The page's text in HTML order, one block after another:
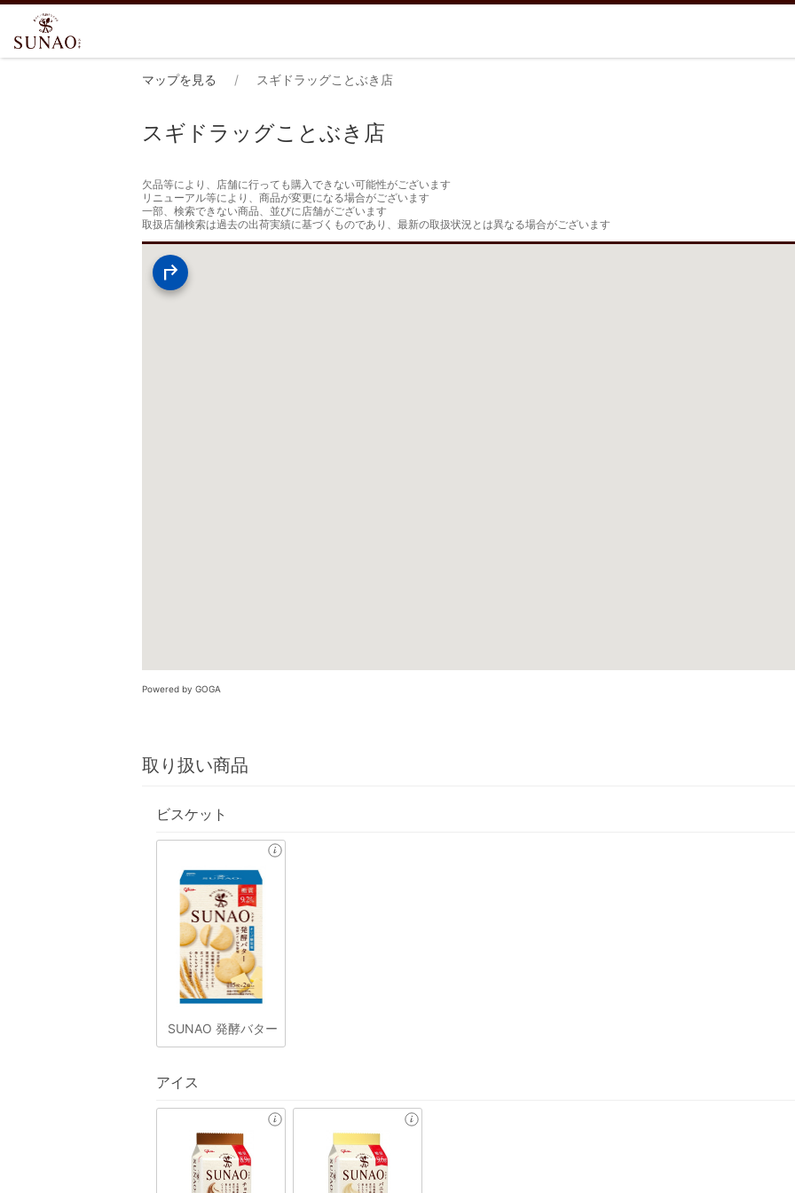
マップを見る スギドラッグことぶき店
スギドラッグことぶき店
欠品等により、店舗に行っても購入できない可能性がございます
リニューアル等により、商品が変更になる場合がございます
一部、検索できない商品、並びに店舗がございます
取扱店舗検索は過去の出荷実績に基づくものであり、最新の取扱状況とは異なる場合がございます
Powered by GOGA
取り扱い商品
ビスケット
SUNAO 発酵バター
アイス